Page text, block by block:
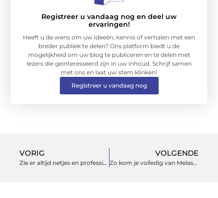
Registreer u vandaag nog en deel uw
ervaringen!
Heeft u de wens om uw ideeën, kennis of verhalen met een
breder publiek te delen? Ons platform biedt u de
mogelijkheid om uw blog te publiceren en te delen met
lezers die geïnteresseerd zijn in uw inhoud. Schrijf samen
met ons en laat uw stem klinken!
Registreer u vandaag nog
VORIG
Zie er altijd netjes en professioneel uit
VOLGENDE
Zo kom je volledig van Melasma af!